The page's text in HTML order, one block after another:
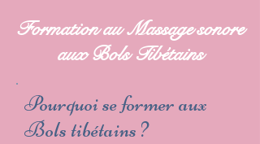
Formation au Massage sonore
aux Bols Tibétains
Pourquoi se former aux
Bols tibétains ?